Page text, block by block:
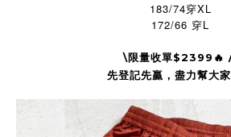
183/74穿XL
172/66 穿L
\限量收單$2399🔥
先登記先贏，盡力幫大